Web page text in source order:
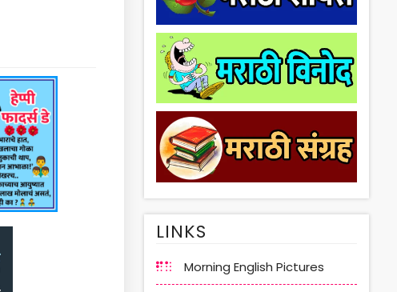
LINKS
Morning English Pictures